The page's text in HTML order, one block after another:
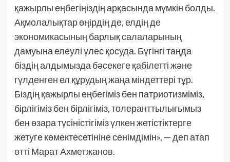
қажырлы еңбегіңіздің арқасында мүмкін болды.
Ақмолалықтар өңірдің де, елдің де
экономикасының барлық салаларының
дамуына елеулі үлес қосуда. Бүгінгі таңда
біздің алдымызда бәсекеге қабілетті және
гүлденген ел құрудың жаңа міндеттері тұр.
Біздің қажырлы еңбегіміз бен патриотизміміз,
бірлігіміз бен бірлігіміз, толеранттылығымыз
бен өзара түсіністігіміз үлкен жетістіктерге
жетуге көмектесетініне сенімдімін», — деп атап
өтті Марат Ахметжанов.